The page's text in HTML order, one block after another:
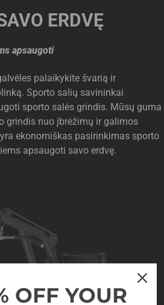
ERDVĘ
apsaugoti
palaikykite švarią ir
Sporto salių savininkai
sporto salės grindis. Mūsų guma
grindis nuo įbrėžimų ir galimos
ekonomiškas pasirinkimas sporto
apsaugoti savo erdvę.
OFF YOUR